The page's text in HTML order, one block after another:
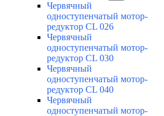
Червячный
одноступенчатый мотор-
редуктор CL 026
Червячный
одноступенчатый мотор-
редуктор CL 030
Червячный
одноступенчатый мотор-
редуктор CL 040
Червячный
одноступенчатый мотор-